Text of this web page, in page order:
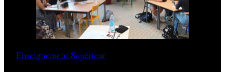
Enseignement Supérieur